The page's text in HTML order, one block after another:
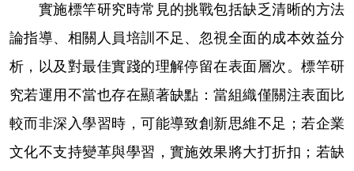
實施標竿研究時常見的挑戰包括缺乏清晰的方法
論指導、相關人員培訓不足、忽視全面的成本效益分
析，以及對最佳實踐的理解停留在表面層次。標竿研
究若運用不當也存在顯著缺點：當組織僅關注表面比
較而非深入學習時，可能導致創新思維不足；若企業
文化不支持變革與學習，實施效果將大打折扣；若缺